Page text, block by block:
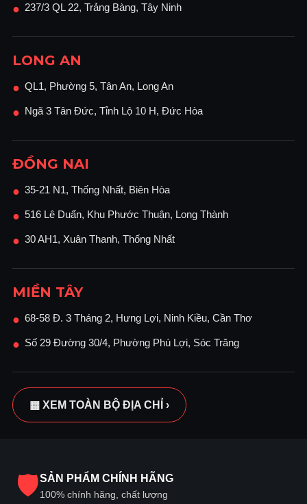
● 237/3 QL 22, Trảng Bàng, Tây Ninh
LONG AN
● QL1, Phường 5, Tân An, Long An
● Ngã 3 Tân Đức, Tỉnh Lộ 10 H, Đức Hòa
ĐỒNG NAI
● 35-21 N1, Thống Nhất, Biên Hòa
● 516 Lê Duẩn, Khu Phước Thuận, Long Thành
● 30 AH1, Xuân Thanh, Thống Nhất
MIỀN TÂY
● 68-58 Đ. 3 Tháng 2, Hưng Lợi, Ninh Kiều, Cần Thơ
● Số 29 Đường 30/4, Phường Phú Lợi, Sóc Trăng
▦ XEM TOÀN BỘ ĐỊA CHỈ ›
🛡SẢN PHẨM CHÍNH HÃNG
100% chính hãng, chất lượng